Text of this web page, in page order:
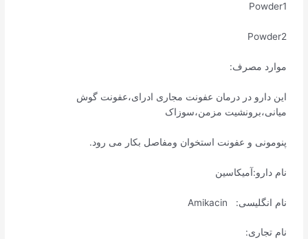
Powder1
Powder2
موارد مصرف:
این دارو در درمان عفونت مجاری ادرای،عفونت گوش
میانی،برونشیت مزمن،سوزاک
پنومونی و عفونت استخوان ومفاصل بکار می رود.
نام دارو:آمیکاسین
نام انگلیسی: Amikacin
نام تجاری: